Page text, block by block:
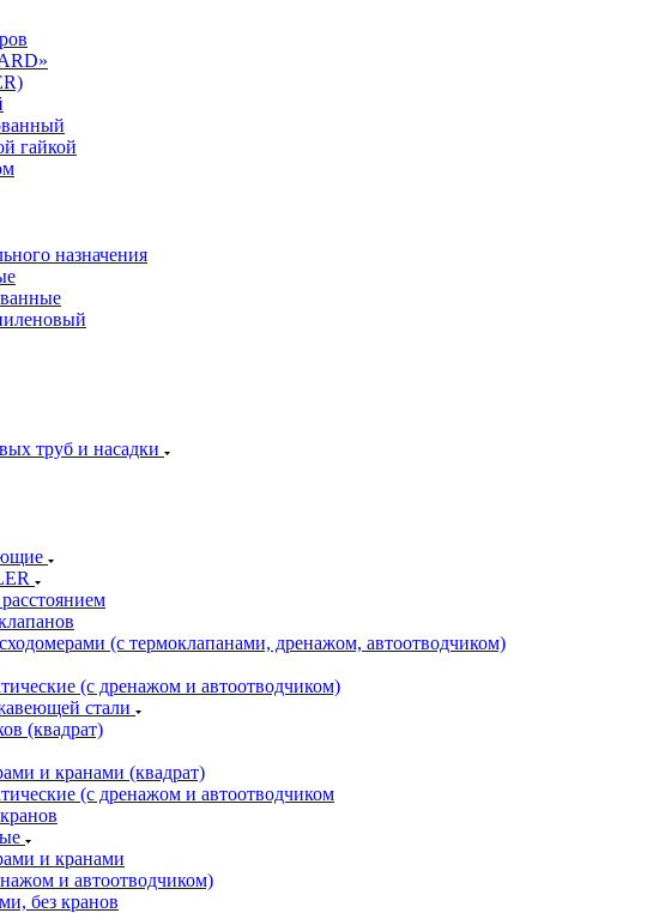
гайкой
назначения
труб и насадки
(с термоклапанами, дренажом, автоотводчиком)
(с дренажом и автоотводчиком)
стали
(квадрат)
и кранами (квадрат)
(с дренажом и автоотводчиком
и кранами
и автоотводчиком)
без кранов